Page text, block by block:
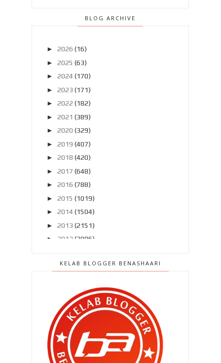
BLOG ARCHIVE
► 2026 (16)
► 2025 (63)
► 2024 (170)
► 2023 (171)
► 2022 (182)
► 2021 (389)
► 2020 (329)
► 2019 (407)
► 2018 (420)
► 2017 (648)
► 2016 (788)
► 2015 (1019)
► 2014 (1504)
► 2013 (2151)
► 2012 (2986)
►Disember 2011(303)
Oktober 2011(418)
▼ September 2011 (390)
Akan ku miliki hatimu itu .. (2:19)
Tersembur air ! Khairul Fahmi
didapati bersalah ke...
KELAB BLOGGER BENASHAARI